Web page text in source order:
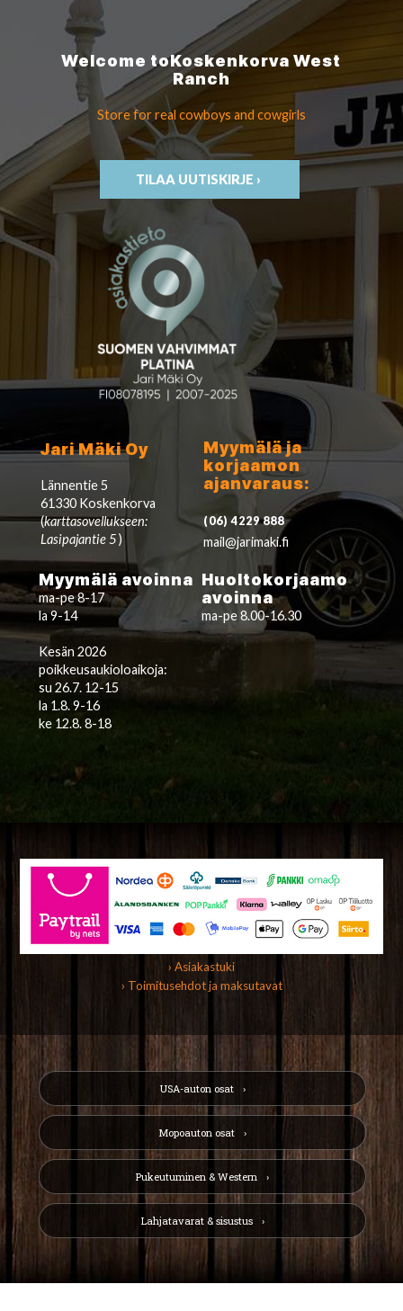
Welcome toKoskenkorvaWest
Ranch
Store for real cowboys and cowgirls
TILAA UUTISKIRJE ›
Jari Mäki Oy
Lännentie 5
61330 Koskenkorva
(karttasovellukseen:
Lasipajantie 5)
Myymälä ja
korjaamon
ajanvaraus:
(06) 4229 888
mail@jarimaki.fi
Myymälä avoinna
ma-pe 8-17
la 9-14
Kesän 2026
poikkeusaukioloaikoja:
su 26.7. 12-15
la 1.8. 9-16
ke 12.8. 8-18
Huoltokorjaamo
avoinna
ma-pe 8.00-16.30
› Asiakastuki
› Toimitusehdot ja maksutavat
USA-auton osat
Mopoauton osat
Pukeutuminen & Western
Lahjatavarat & sisustus